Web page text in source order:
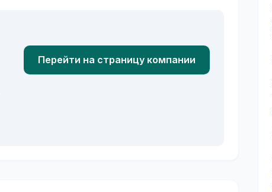
Перейти на страницу компании